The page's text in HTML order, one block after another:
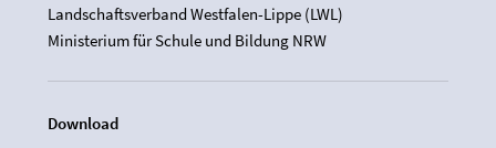
Landschaftsverband Westfalen-Lippe (LWL)
Ministerium für Schule und Bildung NRW
Download